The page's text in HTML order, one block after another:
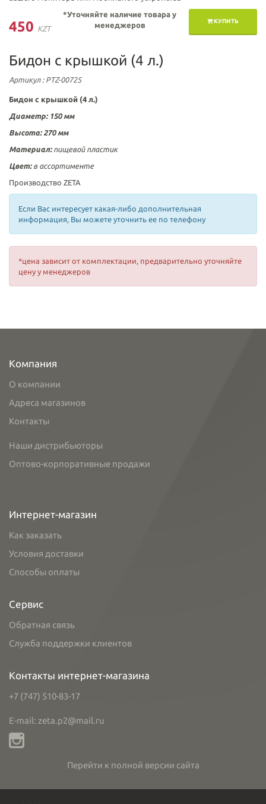
450 KZT
КУПИТЬ
*Уточняйте наличие товара у
менеджеров
Бидон с крышкой (4 л.)
Артикул: PTZ-00725
Бидон с крышкой (4 л.)
Диаметр: 150 мм
Высота: 270 мм
Материал: пищевой пластик
Цвет:в ассортименте
Производство ZETA
Если Вас интересует какая-либо дополнительная
информация, Вы можете уточнить ее по телефону
*цена зависит от комплектации, предварительно уточняйте
цену у менеджеров
Компания
О компании
Адреса магазинов
Контакты
Наши дистрибьюторы
Оптово-корпоративные продажи
Интернет-магазин
Как заказать
Условия доставки
Способы оплаты
Сервис
Обратная связь
Служба поддержки клиентов
Контакты интернет-магазина
+7 (747) 510-83-17
E-mail: zeta.p2@mail.ru
Перейти к полной версии сайта